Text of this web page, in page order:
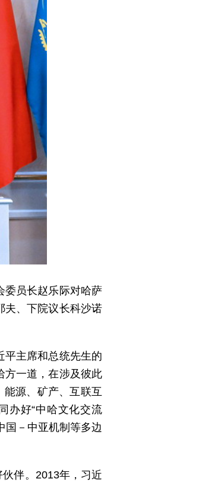
委员长赵乐际对哈萨
夫、下院议长科沙诺
平主席和总统先生的
方一道，在涉及彼此
能源、矿产、互联互
办好“中哈文化交流
国－中亚机制等多边
伴。2013年，习近